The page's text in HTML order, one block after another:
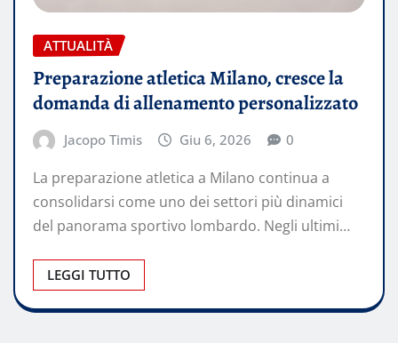
ATTUALITÀ
Preparazione atletica Milano, cresce la
domanda di allenamento personalizzato
Jacopo Timis Giu 6, 2026 0
La preparazione atletica a Milano continua a
consolidarsi come uno dei settori più dinamici
del panorama sportivo lombardo. Negli ultimi…
LEGGI TUTTO